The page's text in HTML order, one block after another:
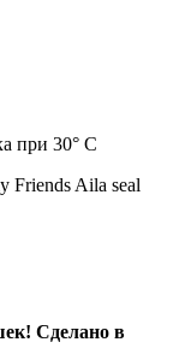
при 30° C
Friends Aila seal
Сделано в